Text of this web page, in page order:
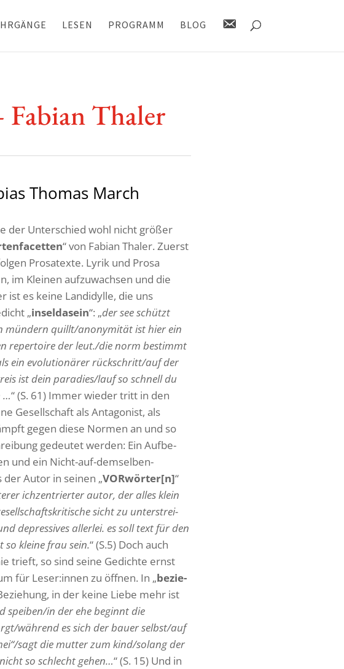
LESEN PROGRAMM BLOG K
O
T
Fabian Thaler
Thomas March
der Unter­schied wohl nicht größer
“ von Fabian Thaler. Zuerst
Prosa­texte. Lyrik und Prosa
im Kleinen aufzu­wachsen und die
ist es keine Land­idylle, die uns
„insel­da­sein“: „der see schützt
mündern quillt/anonymität ist hier ein
reper­toire der leut./die norm bestimmt
ein evolu­tio­närer rückschritt/auf der
ist dein paradies/lauf so schnell du
…“ (S. 61) Immer wieder tritt in den
Gesell­schaft als Antago­nist, als
gegen diese Normen an und so
gedeutet werden: Ein Aufbe­
und ein Nicht-auf-demselben-
Autor in seinen „VORwörter[n]“
ichzen­trierter autor, der alles klein
sicht zu unter­strei­
depres­sives allerlei. es soll text für den
kleine frau sein.“ (S.5) Doch auch
trieft, so sind seine Gedichte ernst
für Leser:innen zu öffnen. In „bezie­
in der keine Liebe mehr ist
speiben/in der ehe beginnt die
während es sich der bauer selbst/auf
sagt die mutter zum kind/solang der
so schlecht gehen…“ (S. 15) Und in